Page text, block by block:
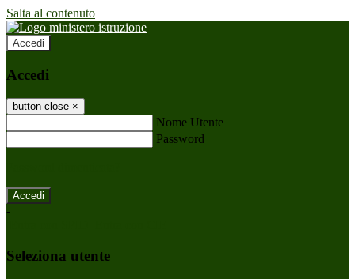
Salta al contenuto
Accedi
Accedi
button close ×
Nome Utente
Password
-
Seleziona utente